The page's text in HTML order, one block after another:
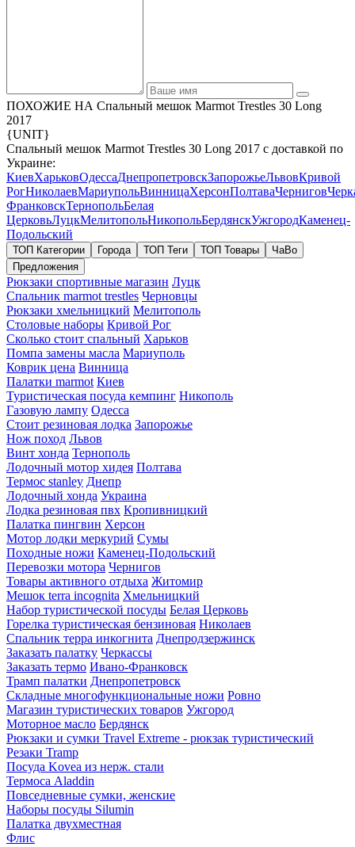
ПОХОЖИЕ НА Спальный мешок Marmot Trestles 30 Long
2017
{UNIT}
Спальный мешок Marmot Trestles 30 Long 2017 с доставкой по
Украине:
КиевХарьковОдессаДнепропетровскЗапорожьеЛьвовКривой
РогНиколаевМариупольВинницаХерсонПолтаваЧернигов
ФранковскТернопольБелая
ЦерковьЛуцкМелитопольНикопольБердянскУжгородКаменец-
Подольский
ТОП Категории Города ТОП Теги ТОП Товары
ЧаВо
Предложения
Рюкзаки спортивные магазин Луцк
Спальник marmot trestles Черновцы
Рюкзаки хмельницкий Мелитополь
Столовые наборы Кривой Рог
Сколько стоит спальный Харьков
Помпа замены масла Мариуполь
Коврик цена Винница
Палатки marmot Киев
Туристическая посуда кемпинг Никополь
Газовую лампу Одесса
Стоит резиновая лодка Запорожье
Нож поход Львов
Винт хонда Тернополь
Лодочный мотор хидея Полтава
Термос stanley Днепр
Лодочный хонда Украина
Лодка резиновая пвх Кропивницкий
Палатка пингвин Херсон
Мотор лодки меркурий Сумы
Походные ножи Каменец-Подольский
Перевозки мотора Чернигов
Товары активного отдыха Житомир
Мешок terra incognita Хмельницкий
Набор туристической посуды Белая Церковь
Горелка туристическая бензиновая Николаев
Спальник терра инкогнита Днепродзержинск
Заказать палатку Черкассы
Заказать термо Ивано-Франковск
Трамп палатки Днепропетровск
Складные многофункциональные ножи Ровно
Магазин туристических товаров Ужгород
Моторное масло Бердянск
Рюкзаки и сумки Travel Extreme - рюкзак туристический
Резаки Tramp
Посуда Kovea из нерж. стали
Термоса Aladdin
Повседневные сумки, женские
Наборы посуды Silumin
Палатка двухместная
Флис